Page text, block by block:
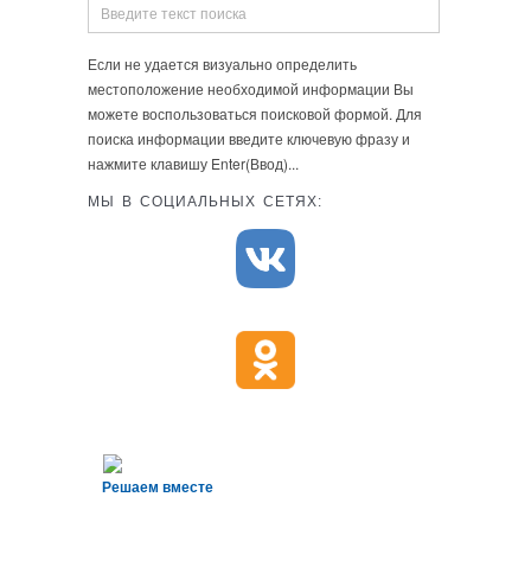
Если не удается визуально определить
местоположение необходимой информации Вы
можете воспользоваться поисковой формой. Для
поиска информации введите ключевую фразу и
нажмите клавишу Enter(Ввод)...
МЫ В СОЦИАЛЬНЫХ СЕТЯХ:
Решаем вместе